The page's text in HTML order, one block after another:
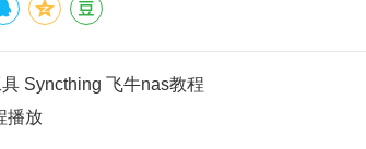
Syncthing 飞牛nas教程
播放